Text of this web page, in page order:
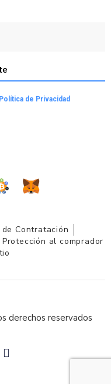
Política de Privacidad
Contratación
Protección al comprador
derechos reservados